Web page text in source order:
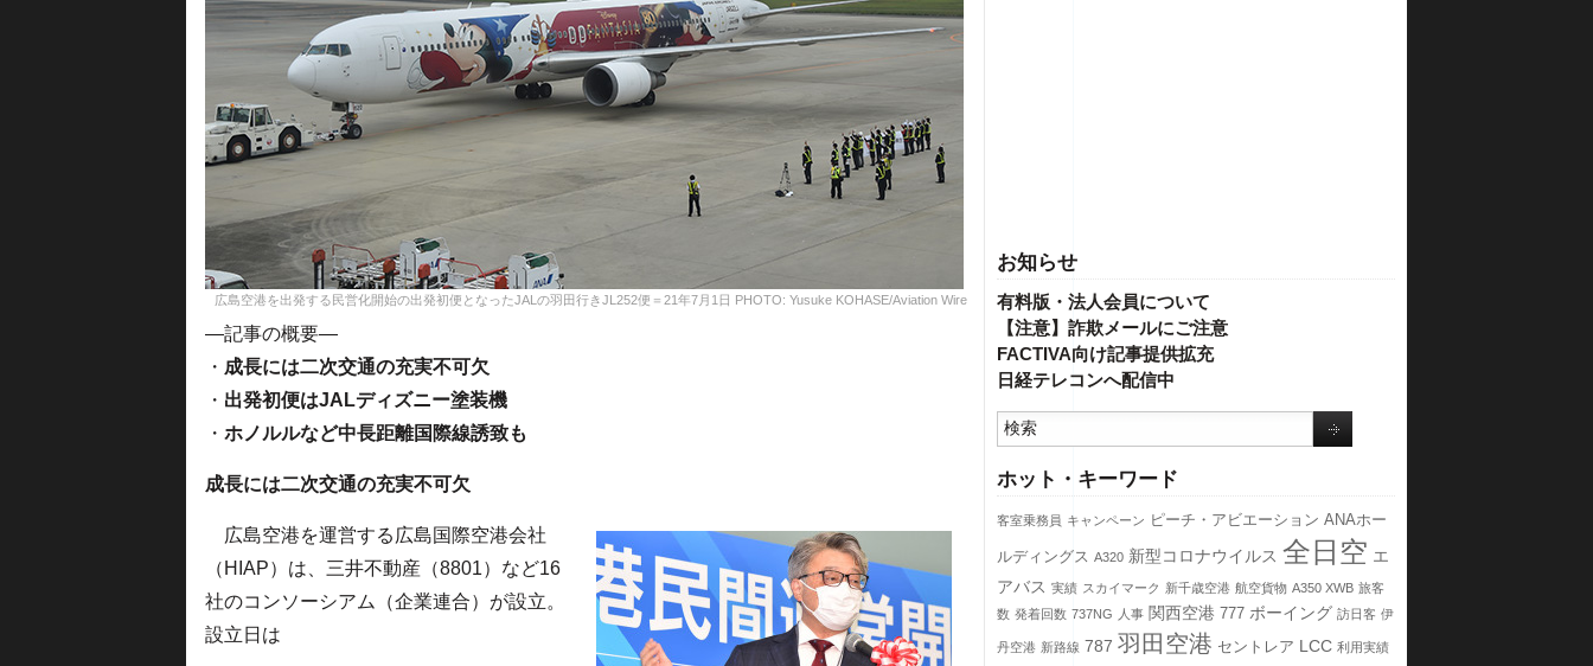
お知らせ
有料版・法人会員について
【注意】詐欺メールにご注意
FACTIVA向け記事提供拡充
日経テレコンへ配信中
ホット・キーワード
客室乗務員 キャンペーン ピーチ・アビエーション ANAホー
ルディングス A320 新型コロナウイルス 全日空 エ
アバス 実績 スカイマーク 新千歳空港 航空貨物 A350 XWB 旅客
数 発着回数 737NG 人事 関西空港 777 ボーイング 訪日客 伊
丹空港 新路線 787 羽田空港 セントレア LCC 利用実績
広島空港を出発する民営化開始の出発初便となったJALの羽田行きJL252便＝21年7月1日 PHOTO: Yusuke KOHASE/Aviation Wire
—記事の概要—
・ 成長には二次交通の充実不可欠
・ 出発初便はJALディズニー塗装機
・ ホノルルなど中長距離国際線誘致も
成長には二次交通の充実不可欠
広島空港を運営する広島国際空港会社
（HIAP）は、三井不動産（8801）など16
社のコンソーシアム（企業連合）が設立。
設立日は